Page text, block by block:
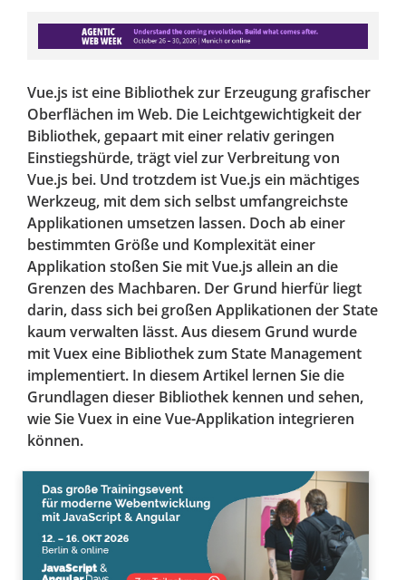
Vue.js ist eine Bibliothek zur Erzeugung grafischer
Oberflächen im Web. Die Leichtgewichtigkeit der
Bibliothek, gepaart mit einer relativ geringen
Einstiegshürde, trägt viel zur Verbreitung von
Vue.js bei. Und trotzdem ist Vue.js ein mächtiges
Werkzeug, mit dem sich selbst umfangreichste
Applikationen umsetzen lassen. Doch ab einer
bestimmten Größe und Komplexität einer
Applikation stoßen Sie mit Vue.js allein an die
Grenzen des Machbaren. Der Grund hierfür liegt
darin, dass sich bei großen Applikationen der State
kaum verwalten lässt. Aus diesem Grund wurde
mit Vuex eine Bibliothek zum State Management
implementiert. In diesem Artikel lernen Sie die
Grundlagen dieser Bibliothek kennen und sehen,
wie Sie Vuex in eine Vue-Applikation integrieren
können.